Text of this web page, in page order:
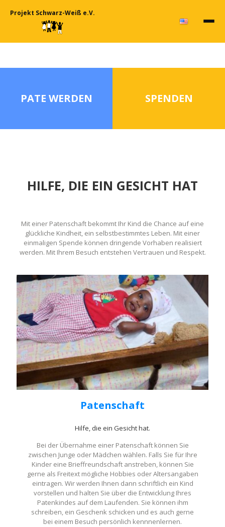
Projekt Schwarz-Weiß e.V.
PATE WERDEN SPENDEN
HILFE, DIE EIN GESICHT HAT
Mit einer Patenschaft bekommt Ihr Kind die Chance auf eine
glückliche Kindheit, ein selbstbestimmtes Leben. Mit einer
einmaligen Spende können dringende Vorhaben realisiert
werden. Mit Ihrem Besuch entstehen Vertrauen und Respekt.
Patenschaft
Hilfe, die ein Gesicht hat.
Bei der Übernahme einer Patenschaft können Sie
zwischen Junge oder Mädchen wählen. Falls Sie für Ihre
Kinder eine Brieffreundschaft anstreben, können Sie
gerne als Freitext mögliche Hobbies oder Altersangaben
eintragen. Wir werden Ihnen dann schriftlich ein Kind
vorstellen und halten Sie über die Entwicklung Ihres
Patenkindes auf dem Laufenden. Sie können ihm
schreiben, ein Geschenk schicken und es auch gerne
bei einem Besuch persönlich kennnenlernen.